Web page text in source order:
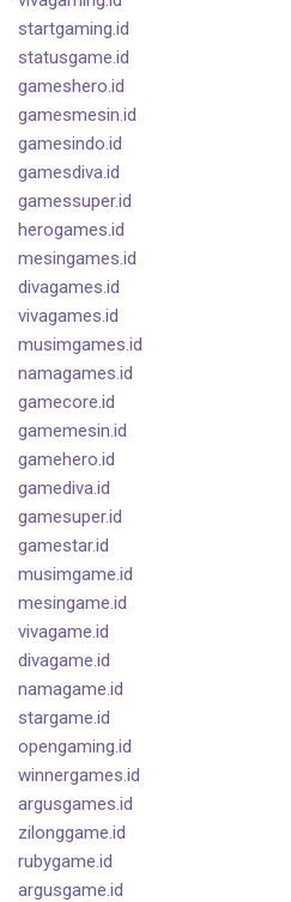
startgaming.id
statusgame.id
gameshero.id
gamesmesin.id
gamesindo.id
gamesdiva.id
gamessuper.id
herogames.id
mesingames.id
divagames.id
vivagames.id
musimgames.id
namagames.id
gamecore.id
gamemesin.id
gamehero.id
gamediva.id
gamesuper.id
gamestar.id
musimgame.id
mesingame.id
vivagame.id
divagame.id
namagame.id
stargame.id
opengaming.id
winnergames.id
argusgames.id
zilonggame.id
rubygame.id
argusgame.id